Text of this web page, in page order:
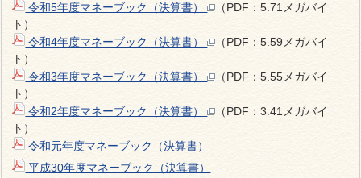
令和5年度マネーブック（決算書）
（PDF：5.71メガバイ
ト）
令和4年度マネーブック（決算書）
（PDF：5.59メガバイ
ト）
令和3年度マネーブック（決算書）
（PDF：5.55メガバイ
ト）
令和2年度マネーブック（決算書）
（PDF：3.41メガバイ
ト）
令和元年度マネーブック（決算書）
平成30年度マネーブック（決算書）